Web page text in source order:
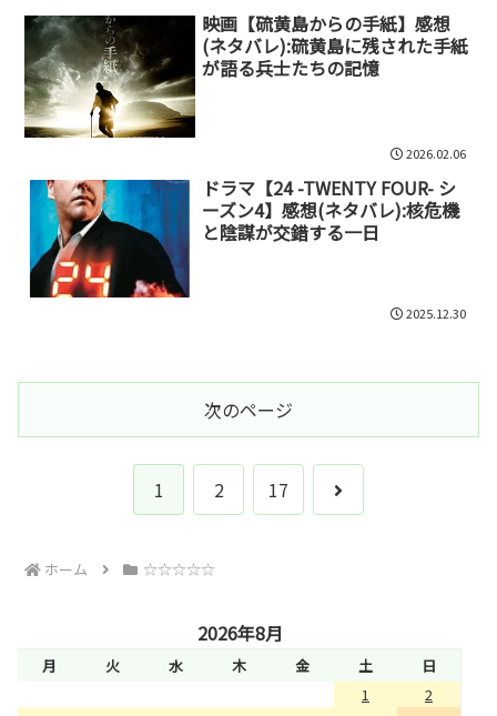
映画【硫黄島からの手紙】感想
(ネタバレ):硫黄島に残された手紙
が語る兵士たちの記憶
2026.02.06
ドラマ【24 -TWENTY FOUR- シ
ーズン4】感想(ネタバレ):核危機
と陰謀が交錯する一日
2025.12.30
次のページ
1 2 17
次
ホーム ☆☆☆☆☆
2026年8月
月 火 水 木 金 土
日
1
2